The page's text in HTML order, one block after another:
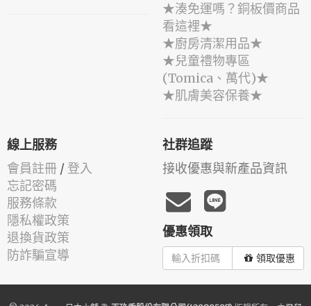
★湊免運嗎？銅板價商品
看這裡★
★廚房清潔用品★
★兒童禮物專區
(Tomica、萬代)★
★肌膚美容保養★
線上服務
會員註冊 / 登入
忘記密碼
服務條款
隱私權政策
退換貨政策
防詐騙宣導
社群追蹤
接收優惠與新產品資訊
優惠領取
領取優惠